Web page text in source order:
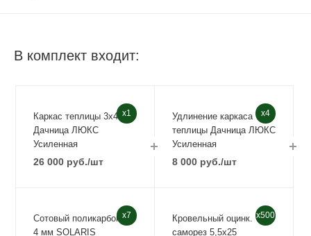
В комплект входит:
x1
Каркас теплицы 3х4
Дачница ЛЮКС
Усиленная
26 000руб./шт
x4
Удлинение каркаса
теплицы Дачница ЛЮКС
Усиленная
8 000 руб./шт
x7
Сотовый поликарбонат
4 мм SOLARIS
x500
Кровельный оцинк.
саморез 5,5х25